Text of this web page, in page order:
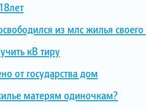
из млс жилья
кВ тиру
от государства дом
матерям одиночкам?